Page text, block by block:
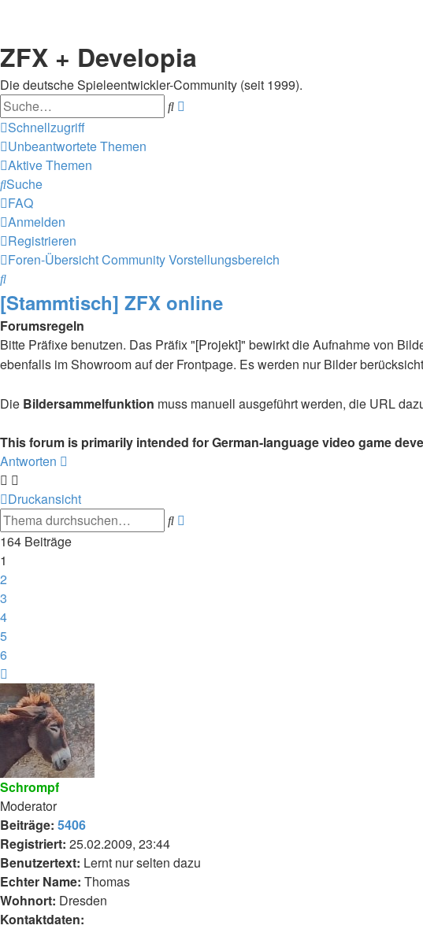
ZFX + Developia
Die deutsche Spieleentwickler-Community (seit 1999).
Suche
Schnellzugriff
Unbeantwortete Themen
Aktive Themen
Suche
FAQ
Anmelden
Registrieren
Foren-ÜbersichtCommunityVorstellungsbereich
Suche
[Stammtisch] ZFX online
Forumsregeln
Bitte Präfixe benutzen. Das Präfix "[Projekt]" bewirkt die Aufnahme von
ebenfalls im Showroom auf der Frontpage. Es werden nur Bilder
Die Bildersammelfunktion muss manuell ausgeführt werden, die URL
This forum is primarily intended for German-language video game
Antworten
Druckansicht
Suche
164 Beiträge
1
2
3
4
5
6
Schrompf
Moderator
Beiträge: 5406
Registriert: 25.02.2009, 23:44
Benutzertext: Lernt nur selten dazu
Echter Name: Thomas
Wohnort: Dresden
Kontaktdaten: